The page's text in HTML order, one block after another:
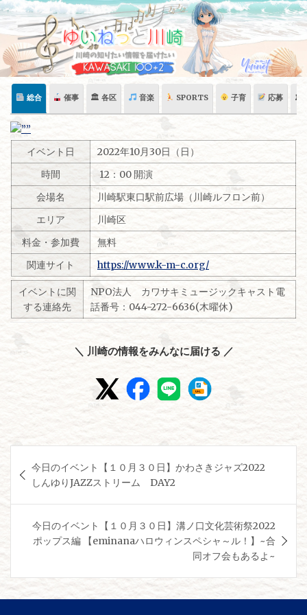
Skip
content
総合 催事 🏛 各区 音楽 SPORTS 子育 応募 🏛
イベント日
2022年10月30日（日）
時間
12：00 開演
会場名
川崎駅東口駅前広場（川崎ルフロン前）
エリア
川崎区
料金・参加費
無料
関連サイト
https://www.k-m-c.org/
イベントに関
する連絡先
NPO法人 カワサキミュージックキャスト電
話番号：044-272-6636(木曜休)
＼ 川崎の情報をみんなに届ける ／
稿
ナ
シ
今日のイベント【１０月３０日】かわさきジャズ2022
しんゆりJAZZストリーム DAY2
今日のイベント【１０月３０日】溝ノ口文化芸術祭2022
ポップス編 【eminanaハロウィンスペシャ～ル！】~合
同オフ会もあるよ~